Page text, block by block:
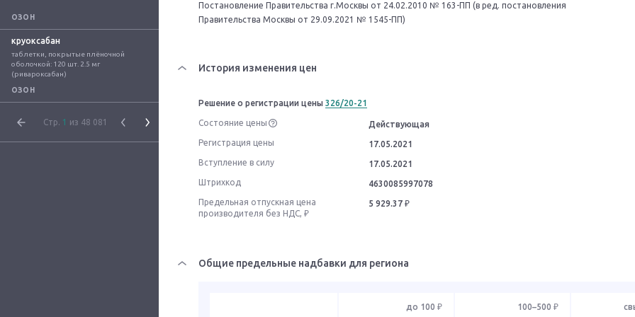
ОЗОН
круоксабан
таблетки, покрытые плёночной
оболочкой: 120 шт. 2.5 мг
(ривароксабан)
ОЗОН
Стр. 1 из 48 081
Постановление Правительства г.Москвы от 24.02.2010 № 163-ПП (в ред. постановления
Правительства Москвы от 29.09.2021 № 1545-ПП)
История изменения цен
Решение о регистрации цены 326/20-21
Состояние цены
Действующая
Регистрация цены
17.05.2021
Вступление в силу
17.05.2021
Штрихкод
4630085997078
Предельная отпускная цена
производителя без НДС, ₽
5 929.37 ₽
Общие предельные надбавки для региона
до 100 ₽ 100–500 ₽